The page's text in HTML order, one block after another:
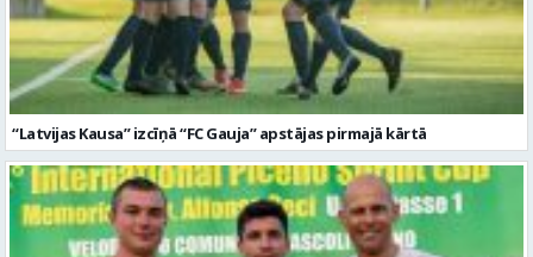
“Latvijas Kausa” izcīņā “FC Gauja” apstājas pirmajā kārtā